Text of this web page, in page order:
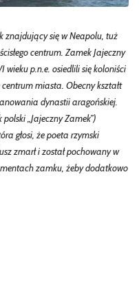
znajdujący się w Neapolu, tuż
centrum. Zamek Jajeczny
wieku p.n.e. osiedlili się koloniści
miasta. Obecny kształt
dynastii aragońskiej.
„Jajeczny Zamek”)
głosi, że poeta rzymski
zmarł i został pochowany w
zamku, żeby dodatkowo